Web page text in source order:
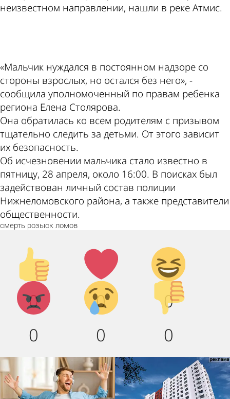
неизвестном направлении, нашли в реке Атмис.
«Мальчик нуждался в постоянном надзоре со
стороны взрослых, но остался без него», -
сообщила уполномоченный по правам ребенка
региона Елена Столярова.
Она обратилась ко всем родителям с призывом
тщательно следить за детьми. От этого зависит
их безопасность.
Об исчезновении мальчика стало известно в
пятницу, 28 апреля, около 16:00. В поисках был
задействован личный состав полиции
Нижнеломовского района, а также представители
общественности.
смерть розыск ломов
Палец
вверх!
0
Лайк!
0
Дикий
смех!
0
Агрессия!
0
Грусть
:(
0
Палец
вниз!
0